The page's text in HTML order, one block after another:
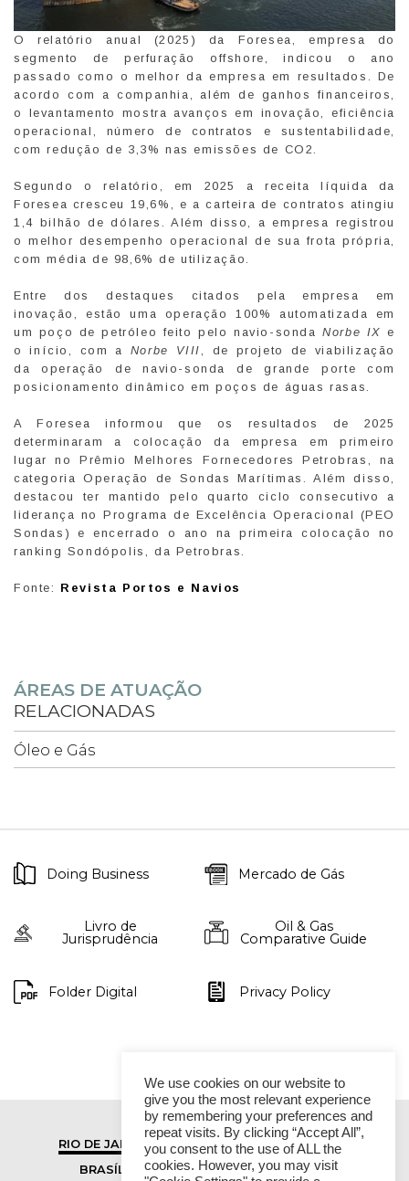
O relatório anual (2025) da Foresea, empresa do
segmento de perfuração offshore, indicou o ano
passado como o melhor da empresa em resultados. De
acordo com a companhia, além de ganhos financeiros,
o levantamento mostra avanços em inovação, eficiência
operacional, número de contratos e sustentabilidade,
com redução de 3,3% nas emissões de CO2.
Segundo o relatório, em 2025 a receita líquida da
Foresea cresceu 19,6%, e a carteira de contratos atingiu
1,4 bilhão de dólares. Além disso, a empresa registrou
o melhor desempenho operacional de sua frota própria,
com média de 98,6% de utilização.
Entre dos destaques citados pela empresa em
inovação, estão uma operação 100% automatizada em
um poço de petróleo feito pelo navio-sondaNorbe IX e
o início, com a Norbe VIII, de projeto de viabilização
da operação de navio-sonda de grande porte com
posicionamento dinâmico em poços de águas rasas.
A Foresea informou que os resultados de 2025
determinaram a colocação da empresa em primeiro
lugar no Prêmio Melhores Fornecedores Petrobras, na
categoria Operação de Sondas Marítimas. Além disso,
destacou ter mantido pelo quarto ciclo consecutivo a
liderança no Programa de Excelência Operacional (PEO
Sondas) e encerrado o ano na primeira colocação no
ranking Sondópolis, da Petrobras.
Fonte: Revista Portos e Navios
ÁREAS DE ATUAÇÃO
RELACIONADAS
Óleo e Gás
Doing Business Mercado de Gás
Livro de
Jurisprudência
Oil & Gas
Comparative Guide
Folder Digital Privacy Policy
RIO DE JANEIRO
SÃO PAULO
BRASÍLIA
VITÓRIA
We use cookies on our website to
give you the most relevant experience
by remembering your preferences and
repeat visits. By clicking “Accept All”,
you consent to the use of ALL the
cookies. However, you may visit